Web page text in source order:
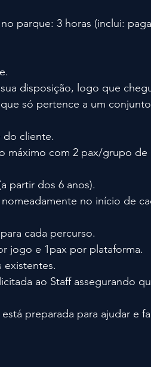
parque: 3 horas (inclui:
disposição, logo que
só pertence a um
do cliente.
máximo com 2 pax/grupo de
partir dos 6 anos).
no início de
cada percurso.
jogo e 1pax por plataforma.
existentes.
ao Staff assegurando
preparada para ajudar e